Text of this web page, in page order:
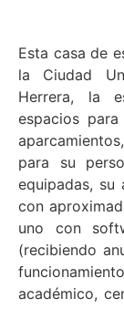
Esta casa de
la Ciudad
Herrera, la
espacios
para su
equipadas, su
con
uno con
(recibiendo
académico,